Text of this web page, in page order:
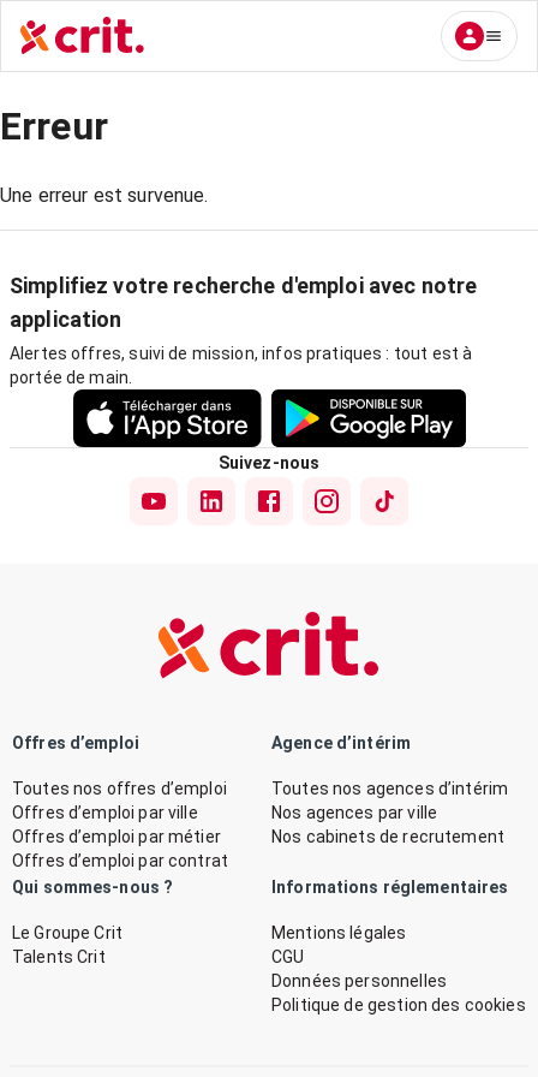
Erreur
Une erreur est survenue.
Simplifiez votre recherche d'emploi avec notre
application
Alertes offres, suivi de mission, infos pratiques : tout est à
portée de main.
Suivez-nous
Offres d’emploi
Toutes nos offres d’emploi
Offres d’emploi par ville
Offres d’emploi par métier
Offres d’emploi par contrat
Agence d’intérim
Toutes nos agences d’intérim
Nos agences par ville
Nos cabinets de recrutement
Qui sommes-nous ?
Le Groupe Crit
Talents Crit
Informations réglementaires
Mentions légales
CGU
Données personnelles
Politique de gestion des cookies